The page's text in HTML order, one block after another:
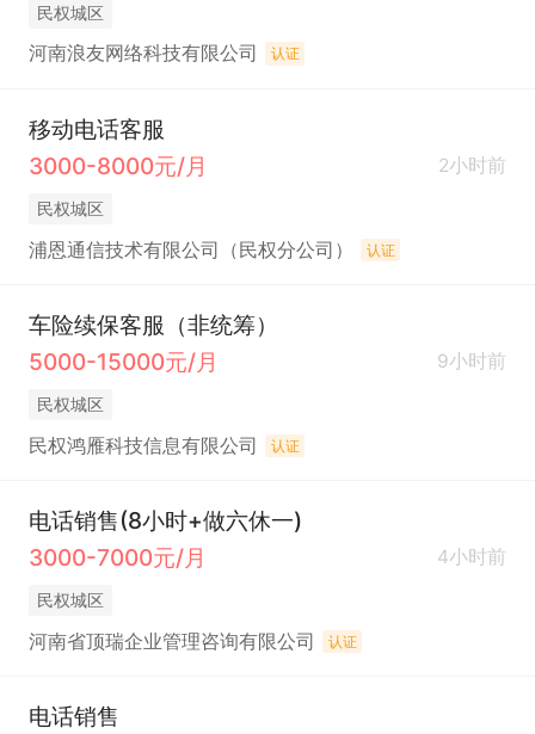
民权城区
河南浪友网络科技有限公司 认证
移动电话客服
3000-8000元/月
2小时前
民权城区
浦恩通信技术有限公司（民权分公司） 认证
车险续保客服（非统筹）
5000-15000元/月
9小时前
民权城区
民权鸿雁科技信息有限公司 认证
电话销售(8小时+做六休一)
3000-7000元/月
4小时前
民权城区
河南省顶瑞企业管理咨询有限公司 认证
电话销售